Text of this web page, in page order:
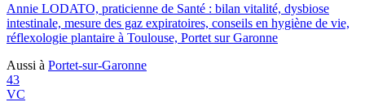
Annie LODATO, praticienne de Santé : bilan vitalité, dysbiose
intestinale, mesure des gaz expiratoires, conseils en hygiène de vie,
réflexologie plantaire à Toulouse, Portet sur Garonne
Aussi à Portet-sur-Garonne
43
VC